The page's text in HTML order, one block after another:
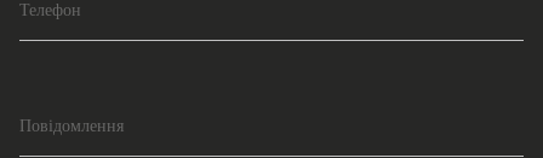
Телефон
Повідомлення